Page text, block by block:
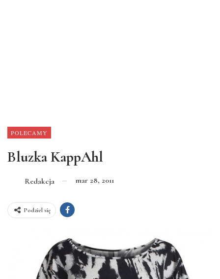
POLECAMY
Bluzka KappAhl
Redakcja mar 28, 2011
Podziel się